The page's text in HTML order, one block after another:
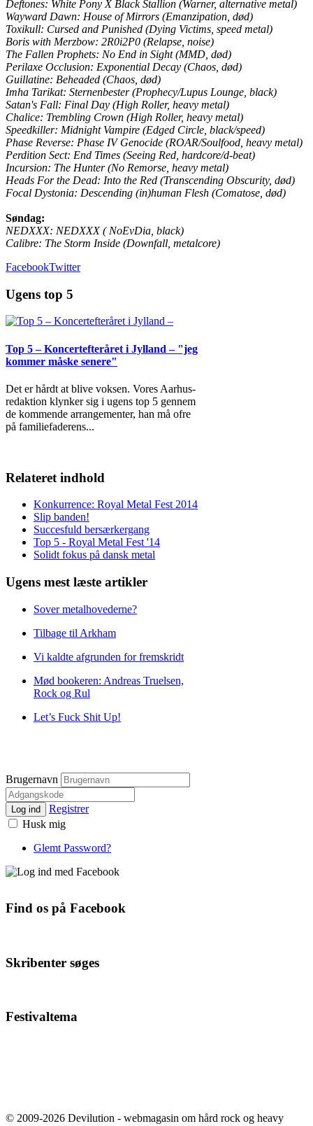
Deftones: White Pony X Black Stallion (Warner, alternative metal)
Wayward Dawn: House of Mirrors (Emanzipation, død)
Toxikull: Cursed and Punished (Dying Victims, speed metal)
Boris with Merzbow: 2R0i2P0 (Relapse, noise)
The Fallen Prophets: No End in Sight (MMD, død)
Perilaxe Occlusion: Exponential Decay (Chaos, død)
Guillatine: Beheaded (Chaos, død)
Imha Tarikat: Sternenbester (Prophecy/Lupus Lounge, black)
Satan's Fall: Final Day (High Roller, heavy metal)
Chalice: Trembling Crown (High Roller, heavy metal)
Speedkiller: Midnight Vampire (Edged Circle, black/speed)
Phase Reverse: Phase IV Genocide (ROAR/Soulfood, heavy metal)
Perdition Sect: End Times (Seeing Red, hardcore/d-beat)
Incursion: The Hunter (No Remorse, heavy metal)
Heads For the Dead: Into the Red (Transcending Obscurity, død)
Focal Dystonia: Descending (in)human Flesh (Comatose, død)
Søndag:
NEDXXX: NEDXXX ( NoEvDia, black)
Calibre: The Storm Inside (Downfall, metalcore)
FacebookTwitter
Ugens top 5
Top 5 – Koncertefteråret i Jylland – "jeg
kommer måske senere"
Det er hårdt at blive voksen. Vores Aarhus-
redaktion klynker sig i ugens top 5 gennem
de kommende arrangementer, han må ofre
på familiefaderens...
Relateret indhold
Konkurrence: Royal Metal Fest 2014
Slip banden!
Succesfuld bersærkergang
Top 5 - Royal Metal Fest '14
Solidt fokus på dansk metal
Ugens mest læste artikler
Sover metalhovederne?
Tilbage til Arkham
Vi kaldte afgrunden for fremskridt
Mød bookeren: Andreas Truelsen,
Rock og Rul
Let’s Fuck Shit Up!
Brugernavn
Log ind
Registrer
Husk mig
Glemt Password?
Find os på Facebook
Skribenter søges
Festivaltema
© 2009-2026 Devilution - webmagasin om hård rock og heavy